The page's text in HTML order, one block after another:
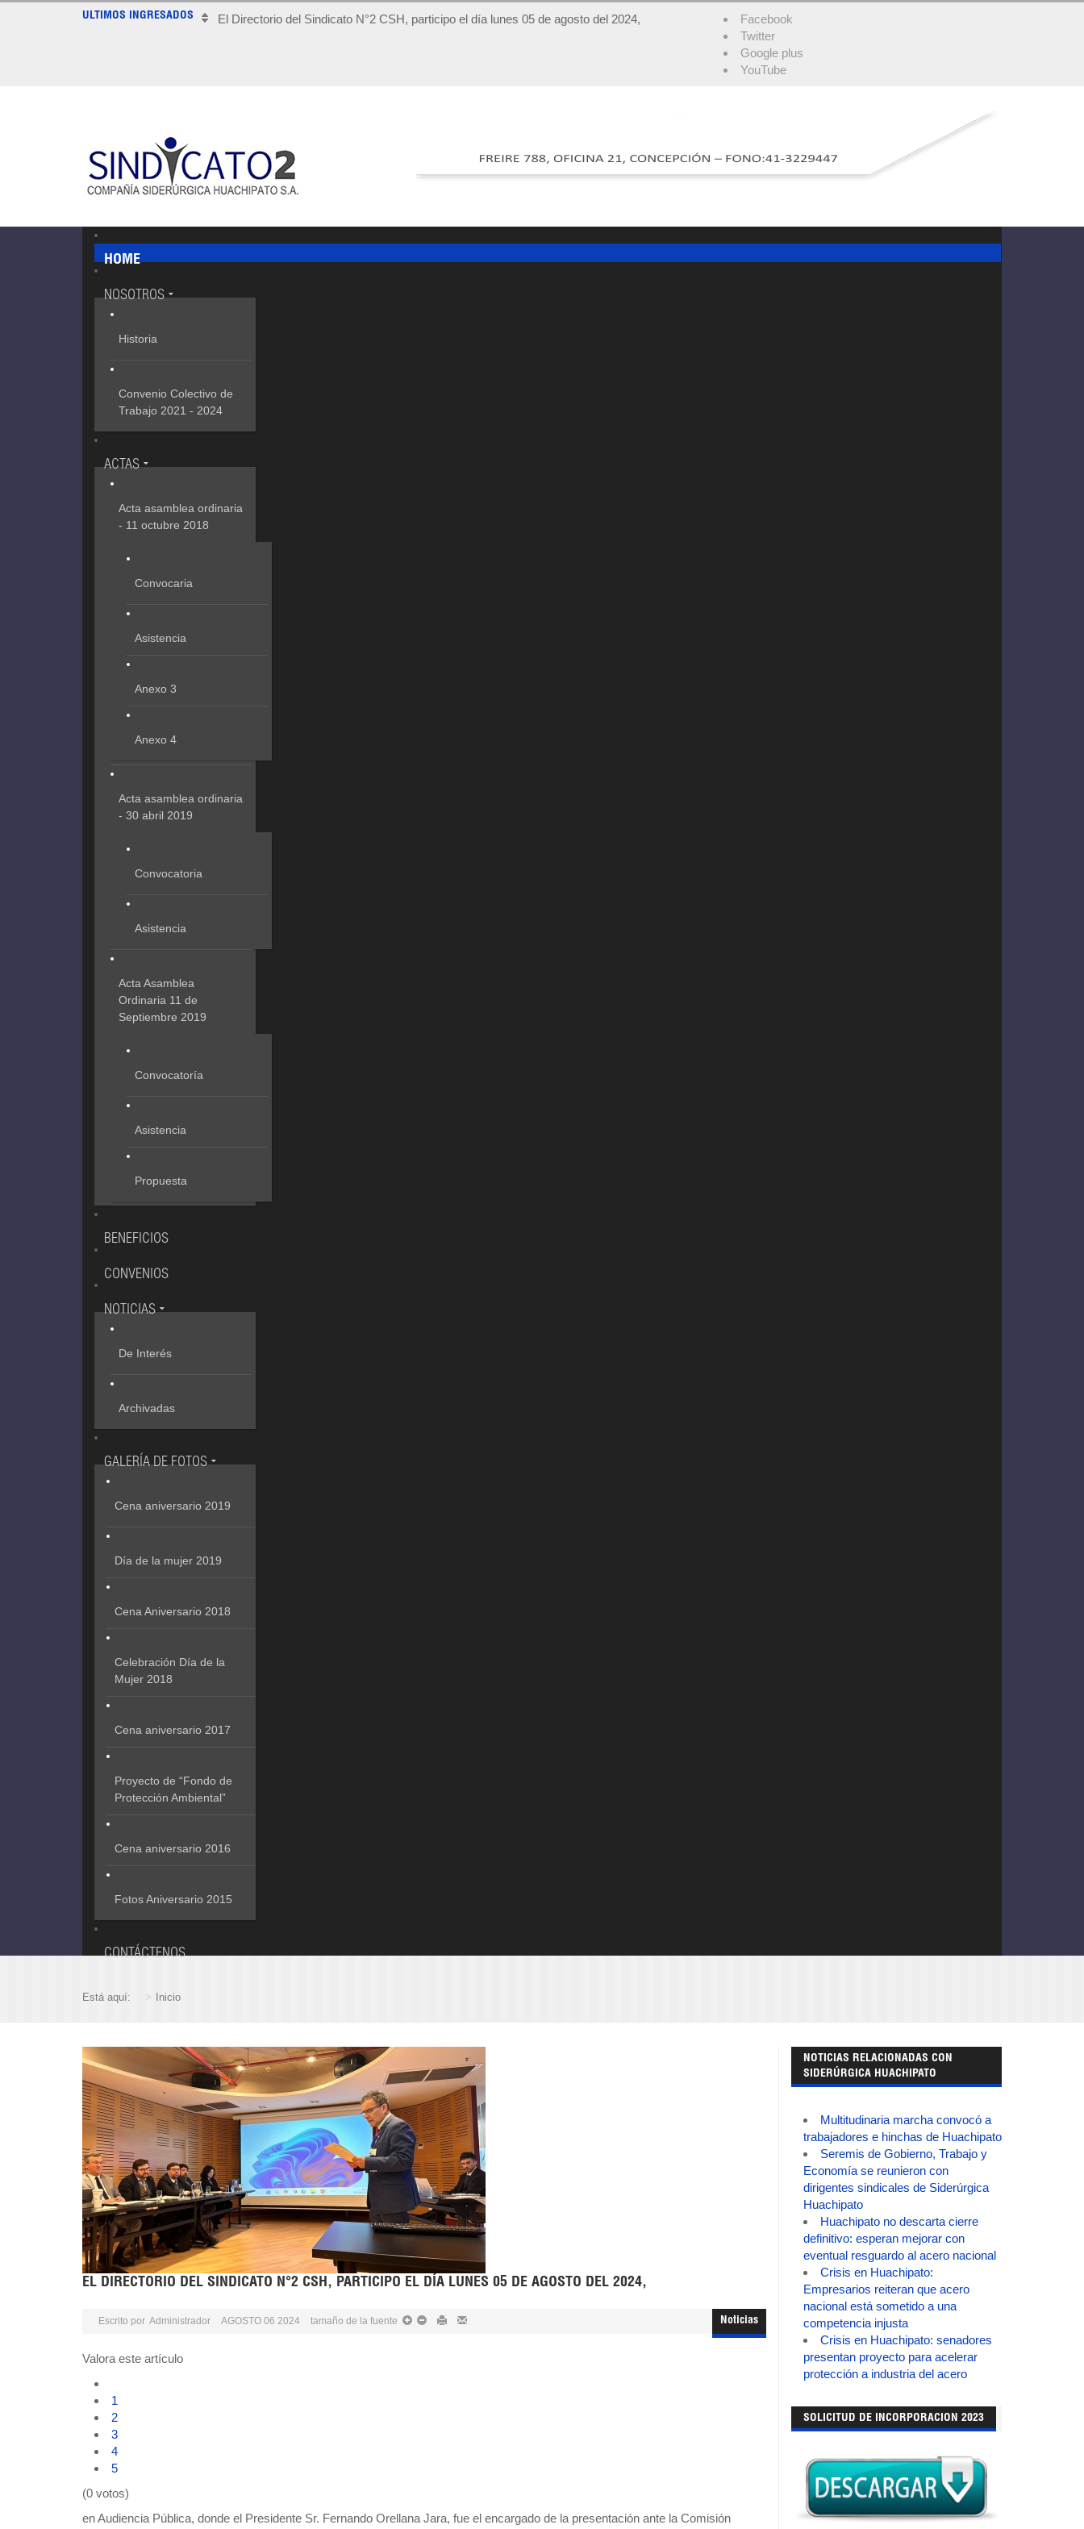
ULTIMOS INGRESADOS El Directorio del Sindicato N°2 CSH, participo el día lunes 05 de agosto del 2024,
Facebook
Twitter
Google plus
YouTube
HOME
NOSOTROS
Historia
Convenio Colectivo de
Trabajo 2021 - 2024
ACTAS
Acta asamblea ordinaria
- 11 octubre 2018
Convocaria
Asistencia
Anexo 3
Anexo 4
Acta asamblea ordinaria
- 30 abril 2019
Convocatoria
Asistencia
Acta Asamblea
Ordinaria 11 de
Septiembre 2019
Convocatoría
Asistencia
Propuesta
BENEFICIOS
CONVENIOS
NOTICIAS
De Interés
Archivadas
GALERÍA DE FOTOS
Cena aniversario 2019
Día de la mujer 2019
Cena Aniversario 2018
Celebración Día de la
Mujer 2018
Cena aniversario 2017
Proyecto de “Fondo de
Protección Ambiental”
Cena aniversario 2016
Fotos Aniversario 2015
CONTÁCTENOS
Está aquí: Inicio
EL DIRECTORIO DEL SINDICATO N°2 CSH, PARTICIPO EL DÍA LUNES 05 DE AGOSTO DEL 2024,
Noticias
Escrito por Administrador AGOSTO 06 2024 tamaño de la fuente
Valora este artículo
1
2
3
4
5
(0 votos)
en Audiencia Pública, donde el Presidente Sr. Fernando Orellana Jara, fue el encargado de la presentación ante la Comisión
NOTICIAS RELACIONADAS CON
SIDERÚRGICA HUACHIPATO
Multitudinaria marcha convocó a
trabajadores e hinchas de Huachipato
Seremis de Gobierno, Trabajo y
Economía se reunieron con
dirigentes sindicales de Siderúrgica
Huachipato
Huachipato no descarta cierre
definitivo: esperan mejorar con
eventual resguardo al acero nacional
Crisis en Huachipato:
Empresarios reiteran que acero
nacional está sometido a una
competencia injusta
Crisis en Huachipato: senadores
presentan proyecto para acelerar
protección a industria del acero
SOLICITUD DE INCORPORACION 2023